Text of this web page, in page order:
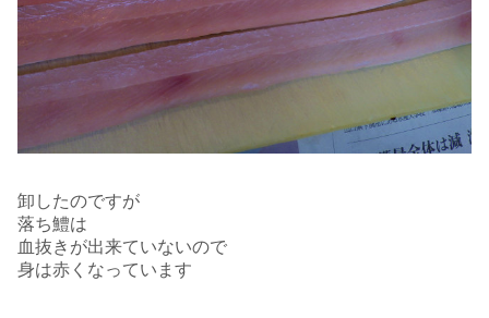
卸したのですが
落ち鱧は
血抜きが出来ていないので
身は赤くなっています